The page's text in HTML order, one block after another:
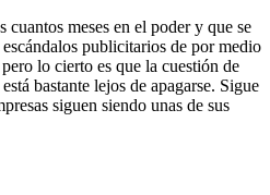
meses en el poder y que se
publicitarios de por medio
lo cierto es que la cuestión de
bastante lejos de apagarse. Sigue
siguen siendo unas de sus